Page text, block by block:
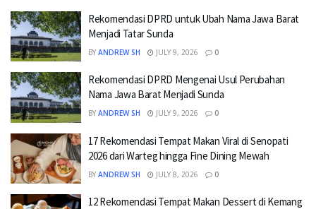
Rekomendasi DPRD untuk Ubah Nama Jawa Barat
Menjadi Tatar Sunda
BY ANDREW SH JULY 9, 2026 0
Rekomendasi DPRD Mengenai Usul Perubahan
Nama Jawa Barat Menjadi Sunda
BY ANDREW SH JULY 9, 2026 0
17 Rekomendasi Tempat Makan Viral di Senopati
2026 dari Warteg hingga Fine Dining Mewah
BY ANDREW SH JULY 8, 2026 0
12 Rekomendasi Tempat Makan Dessert di Kemang